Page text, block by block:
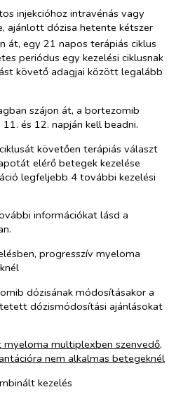
injekcióhoz intravénás vagy
ajánlott dózisa hetente kétszer
át, egy 21 napos terápiás ciklus
periódus egy kezelési ciklusnak
követő adagjai között legalább
szájon át, a bortezomib
11. és 12. napján kell beadni.
követően terápiás választ
elérő betegek kezelése
legfeljebb 4 további kezelési
információkat lásd a
progresszív myeloma
dózisának módosításakor a
dózismódosítási ajánlásokat
multiplexben szenvedő,
nem alkalmas betegeknél
kezelés